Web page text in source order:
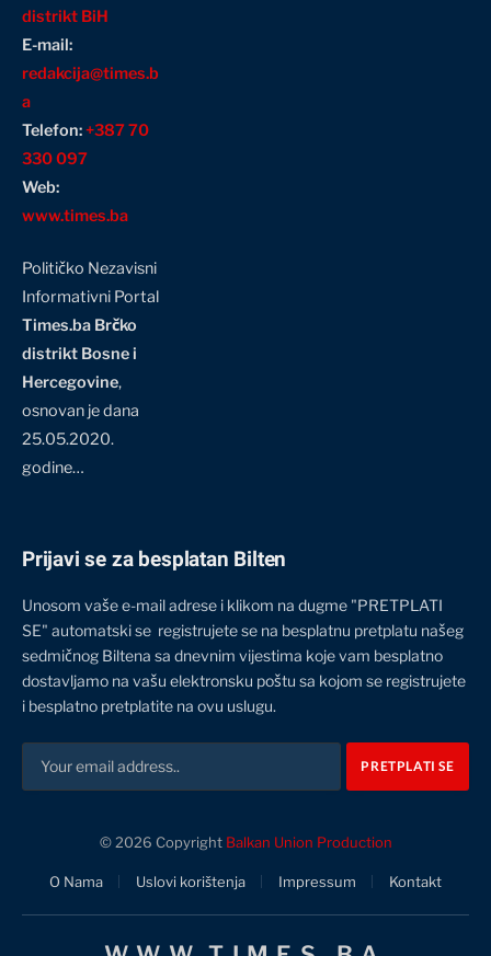
distrikt BiH
E-mail:
redakcija@times.b
a
Telefon:+387 70
330 097
Web:
www.times.ba
Političko Nezavisni
Informativni Portal
Times.ba Brčko
distrikt Bosne i
Hercegovine,
osnovan je dana
25.05.2020.
godine…
Prijavi se za besplatan Bilten
Unosom vaše e-mail adrese i klikom na dugme "PRETPLATI
SE" automatski se registrujete se na besplatnu pretplatu našeg
sedmičnog Biltena sa dnevnim vijestima koje vam besplatno
dostavljamo na vašu elektronsku poštu sa kojom se registrujete
i besplatno pretplatite na ovu uslugu.
© 2026 Copyright Balkan Union Production
O Nama Uslovi korištenja Impressum Kontakt